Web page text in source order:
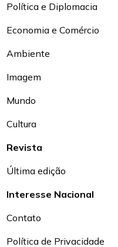
Política e Diplomacia
Economia e Comércio
Ambiente
Imagem
Mundo
Cultura
Revista
Última edição
Interesse Nacional
Contato
Política de Privacidade